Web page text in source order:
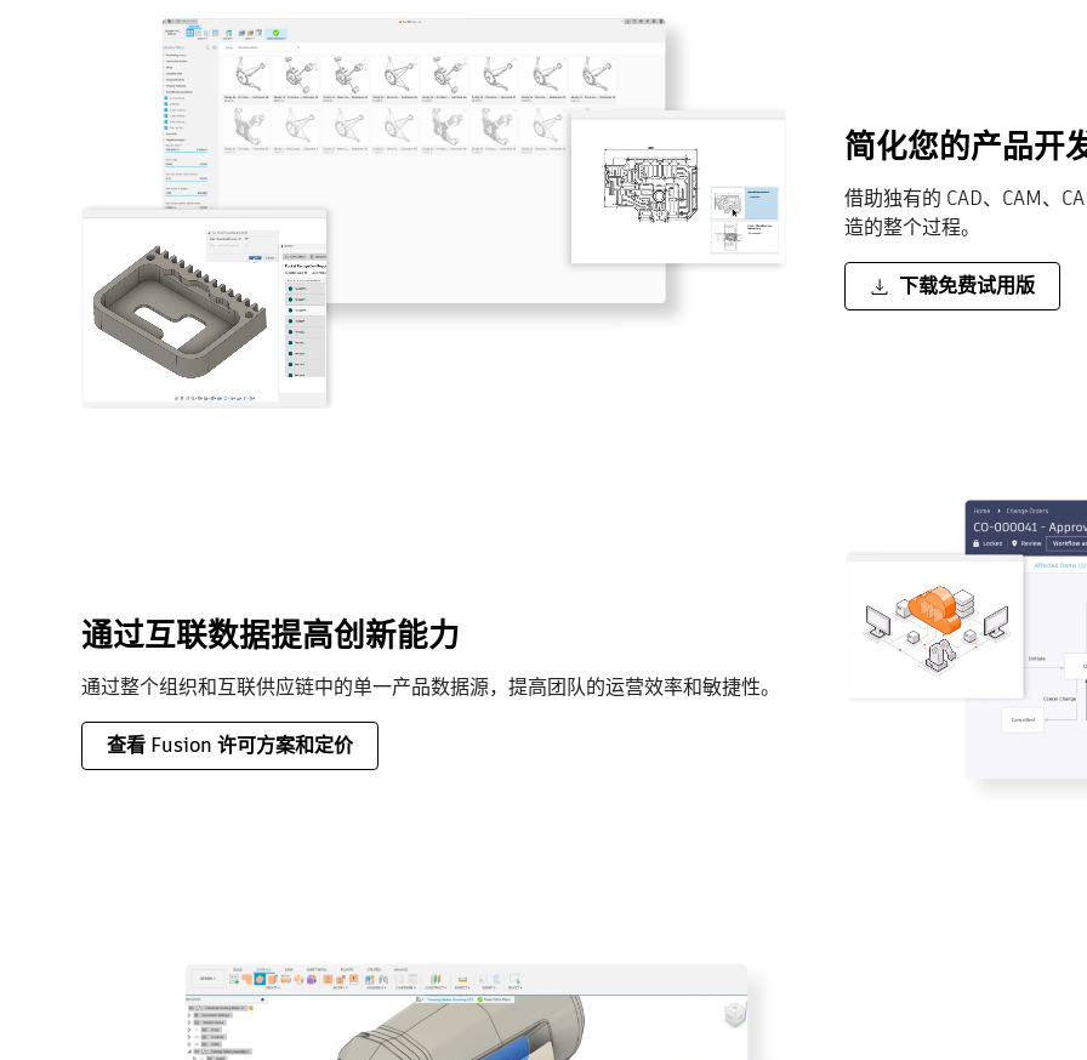
简化您的产品开
借助独有的 CAD、CAM、
造的整个过程。
下载免费试用版
通过互联数据提高创新能力
通过整个组织和互联供应链中的单一产品数据源，提高团队的运营效率和敏捷性。
查看 Fusion 许可方案和定价